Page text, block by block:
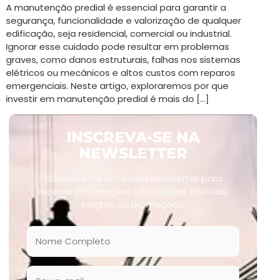
A manutenção predial é essencial para garantir a
segurança, funcionalidade e valorização de qualquer
edificação, seja residencial, comercial ou industrial.
Ignorar esse cuidado pode resultar em problemas
graves, como danos estruturais, falhas nos sistemas
elétricos ou mecânicos e altos custos com reparos
emergenciais. Neste artigo, exploraremos por que
investir em manutenção predial é mais do […]
INSCREVA-SE NA
NEWSLETTER
Cadastre-se em nossa newsletter para
receber informações atualizadas, notícias,
insights ou promoções.